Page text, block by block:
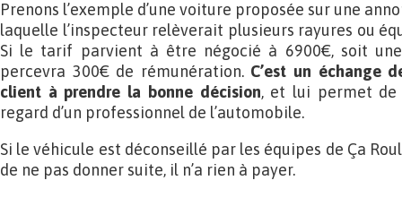
Prenons l’exemple d’une voiture proposée sur une
laquelle l’inspecteur relèverait plusieurs rayures ou
Si le tarif parvient à être négocié à 6900€, soit
percevra 300€ de rémunération. C’est un échange
client à prendre la bonne décision, et lui permet de
regard d’un professionnel de l’automobile.
Si le véhicule est déconseillé par les équipes de Ça
de ne pas donner suite, il n’a rien à payer.